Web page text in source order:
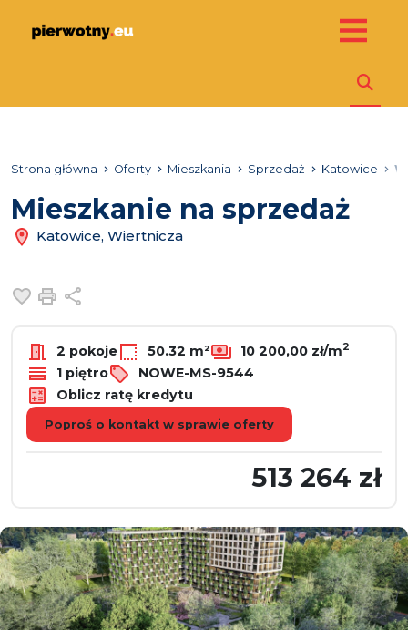
Strona główna Oferty Mieszkania Sprzedaż Katowice
Mieszkanie na sprzedaż
Katowice, Wiertnicza
Dodaj do ulubionych
Drukuj
2 pokoje 50.32 m² 10 200,00 zł/m2
1 piętro
NOWE-MS-9544
Oblicz ratę kredytu
Poproś o kontakt w sprawie oferty
513 264 zł